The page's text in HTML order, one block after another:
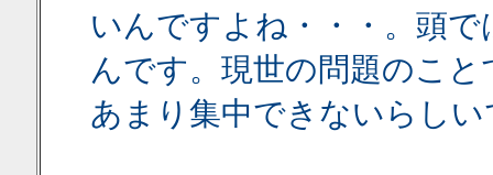
いんですよね・・・。頭
んです。現世の問題のこ
あまり集中できないらしい